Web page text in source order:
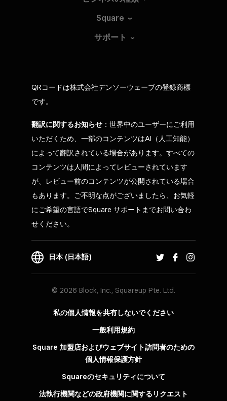
Square
サポート
QRコードは株式会社デンソーウェーブの登録商標
です。
翻訳に関するお知らせ ：世界中のユーザーにご利用
いただくため、一部のコンテンツはAI（人工知能）
によって翻訳されている場合があります。すべての
コンテンツは人間によってレビューされています
が、レビュー前のコンテンツが公開されている場合
もあります。ご不明な点がございましたら、お気軽
にご希望の言語でSquare サポートまでお問い合わ
せください。
日本 (日本語)
© 2026 Block, Inc., Squareup Pte. Ltd.
私の個人情報を共有しないでください
一般利用規約
Square 加盟店およびウェブサイト訪問者の​ための​
個人情報保護方針​
Squareのセキュリティについて
法執行機関などの政府機関に関するリクエスト